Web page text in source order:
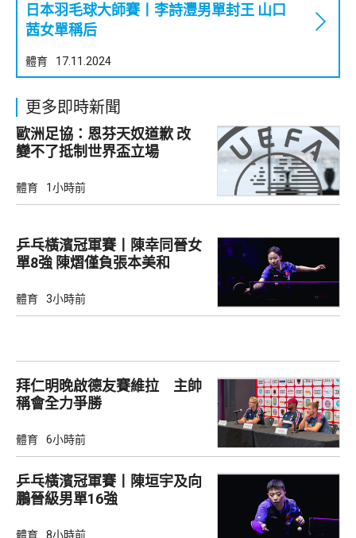
日本羽毛球大師賽丨李詩灃男單封王 山口
茜女單稱后
體育 17.11.2024
更多即時新聞
歐洲足協：恩芬天奴道歉 改
變不了抵制世界盃立場
體育 1小時前
乒乓橫濱冠軍賽丨陳幸同晉女
單8強 陳熠僅負張本美和
體育 3小時前
拜仁明晚啟德友賽維拉 主帥
稱會全力爭勝
體育 6小時前
乒乓橫濱冠軍賽丨陳垣宇及向
鵬晉級男單16強
體育 8小時前